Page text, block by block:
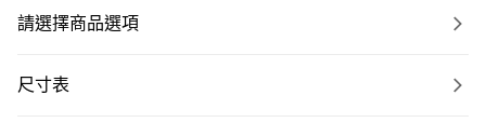
請選擇商品選項
尺寸表